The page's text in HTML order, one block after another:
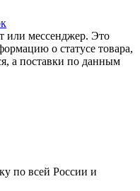
или мессенджер. Это
о статусе товара,
а поставки по данным
по всей России и